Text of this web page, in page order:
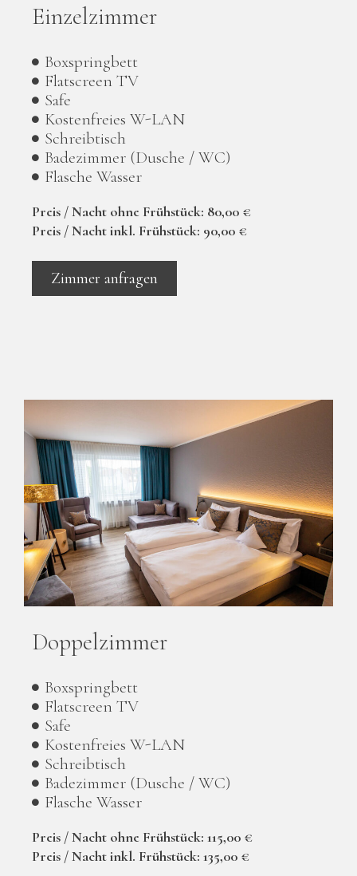
Einzelzimmer
Boxspringbett
Flatscreen TV
Safe
Kostenfreies W-LAN
Schreibtisch
Badezimmer (Dusche / WC)
Flasche Wasser
Preis / Nacht ohne Frühstück: 80,00 €
Preis / Nacht inkl. Frühstück: 90,00 €
Zimmer anfragen
Doppelzimmer
Boxspringbett
Flatscreen TV
Safe
Kostenfreies W-LAN
Schreibtisch
Badezimmer (Dusche / WC)
Flasche Wasser
Preis / Nacht ohne Frühstück: 115,00 €
Preis / Nacht inkl. Frühstück: 135,00 €